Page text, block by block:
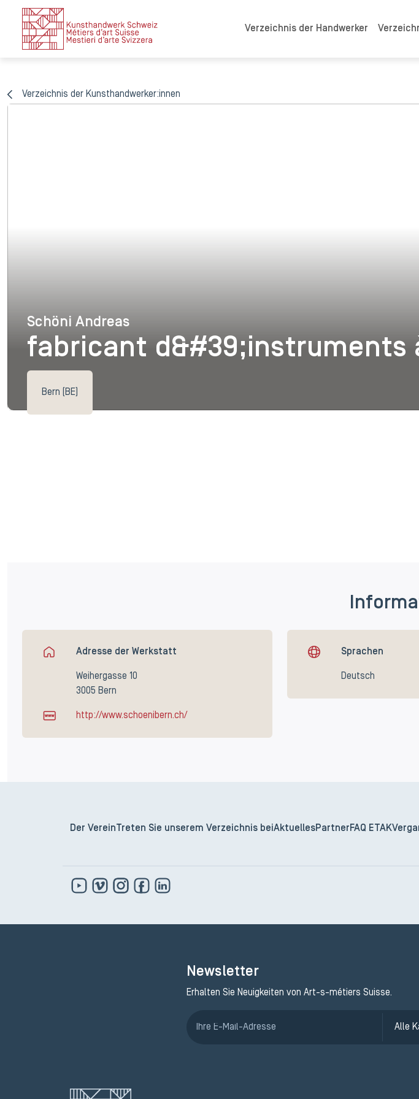
Verzeichnis der Handwerker
Verzeichnis der Kunsthandwerker:innen
Schöni Andreas
Schöni Andreas
fabricant d&#39;instruments
Bern (BE)
Adresse der Werkstatt
Weihergasse 10
3005 Bern
http://www.schoenibern.ch/
Sprachen
Deutsch
Der Verein Treten Sie unserem Verzeichnis bei AktuellesPartner FAQ ETAK
Newsletter
Erhalten Sie Neuigkeiten von Art-s-métiers Suisse.